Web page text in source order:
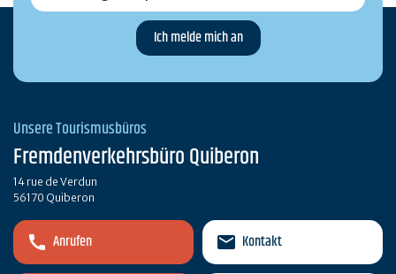
Unsere Tourismusbüros
Fremdenverkehrsbüro Quiberon
14 rue de Verdun
56170 Quiberon
Anrufen Kontakt